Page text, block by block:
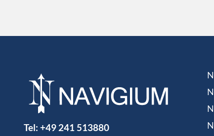
Tel: +49 241 513880